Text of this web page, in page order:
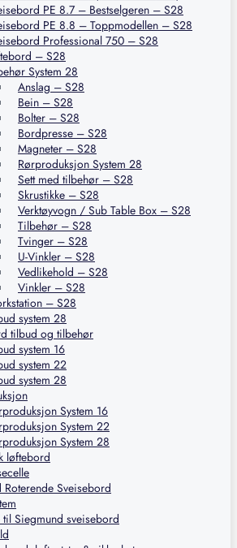
PE 8.7 – Bestselgeren – S28
PE 8.8 – Toppmodellen – S28
Professional 750 – S28
– S28
System 28
Anslag – S28
Bein – S28
Bolter – S28
Bordpresse – S28
Magneter – S28
Rørproduksjon System 28
Sett med tilbehør – S28
Skrustikke – S28
Verktøyvogn / Sub Table Box – S28
Tilbehør – S28
Tvinger – S28
U-Vinkler – S28
Vedlikehold – S28
Vinkler – S28
– S28
system 28
tilbud og tilbehør
system 16
system 22
system 28
System 16
System 22
System 28
løftebord
Roterende Sveisebord
til Siegmund sveisebord